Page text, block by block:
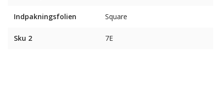
Indpakningsfolien Square
Sku 2 7E